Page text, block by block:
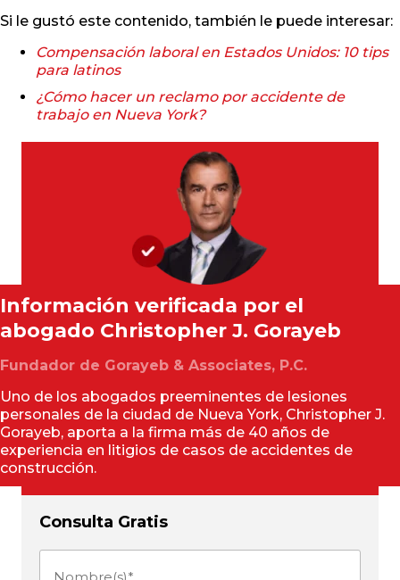
Si le gustó este contenido, también le puede interesar:
Compensación laboral en Estados Unidos: 10 tips
para latinos
¿Cómo hacer un reclamo por accidente de
trabajo en Nueva York?
Información verificada por el
abogado Christopher J. Gorayeb
Fundador de Gorayeb & Associates, P.C.
Uno de los abogados preeminentes de lesiones
personales de la ciudad de Nueva York, Christopher J.
Gorayeb, aporta a la firma más de 40 años de
experiencia en litigios de casos de accidentes de
construcción.
Consulta Gratis
Nombre(s)